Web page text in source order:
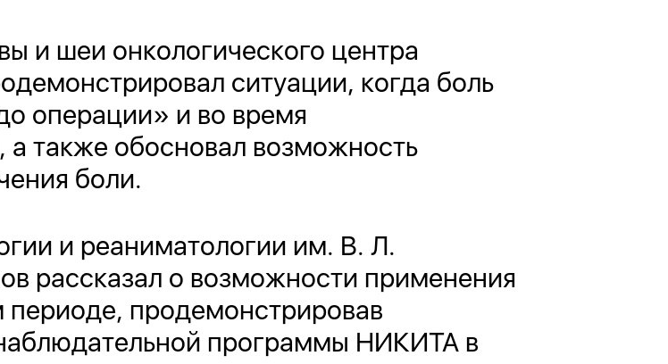
и шеи онкологического центра
ситуации, когда боль
операции» и во время
а также обосновал возможность
боли.
и реаниматологии им. В. Л.
рассказал о возможности применения
продемонстрировав
программы НИКИТА в